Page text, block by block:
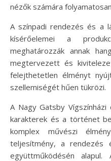
nézők számára
A színpadi rendezés és a
kísérőelemei a
meghatározzák annak
megtervezett és
felejthetetlen élményt
szellemiségét hűen tükrözi.
A Nagy Gatsby
karakterek és a történet
komplex művészi
teljesítmény, a rendezés
együttműködésén